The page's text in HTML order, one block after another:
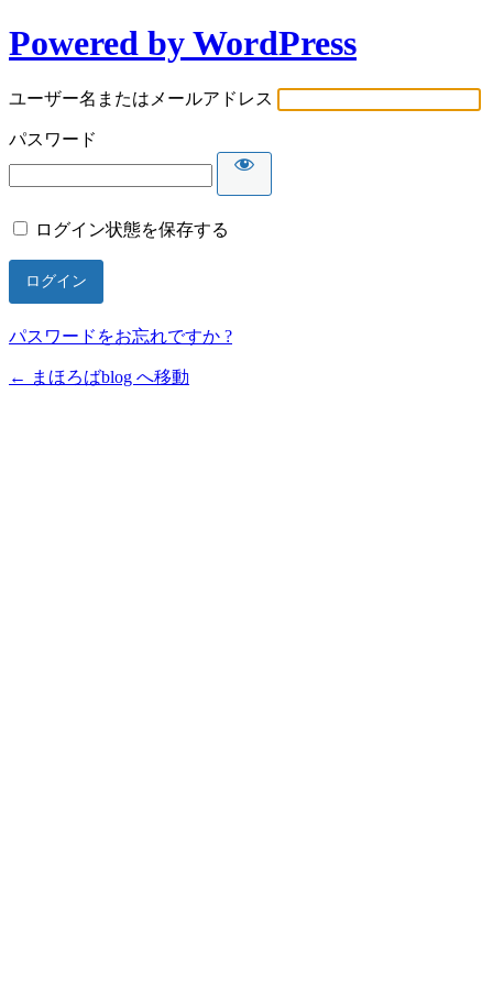
Powered by WordPress
ユーザー名またはメールアドレス
パスワード
ログイン状態を保存する
パスワードをお忘れですか ?
← まほろばblog へ移動